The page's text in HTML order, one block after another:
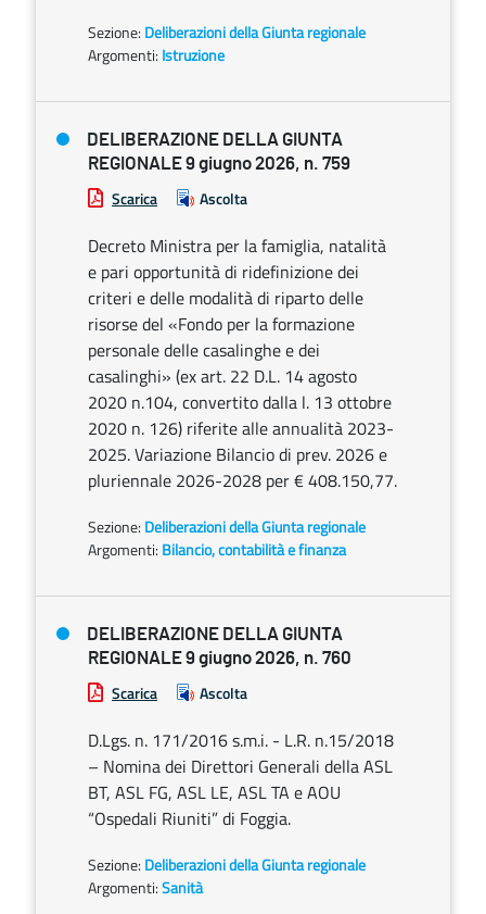
Sezione: Deliberazioni della Giunta regionale
Argomenti: Istruzione
DELIBERAZIONE DELLA GIUNTA
REGIONALE 9 giugno 2026, n. 759
Scarica Ascolta
Decreto Ministra per la famiglia, natalità
e pari opportunità di ridefinizione dei
criteri e delle modalità di riparto delle
risorse del «Fondo per la formazione
personale delle casalinghe e dei
casalinghi» (ex art. 22 D.L. 14 agosto
2020 n.104, convertito dalla l. 13 ottobre
2020 n. 126) riferite alle annualità 2023-
2025. Variazione Bilancio di prev. 2026 e
pluriennale 2026-2028 per € 408.150,77.
Sezione: Deliberazioni della Giunta regionale
Argomenti: Bilancio, contabilità e finanza
DELIBERAZIONE DELLA GIUNTA
REGIONALE 9 giugno 2026, n. 760
Scarica Ascolta
D.Lgs. n. 171/2016 s.m.i. - L.R. n.15/2018
– Nomina dei Direttori Generali della ASL
BT, ASL FG, ASL LE, ASL TA e AOU
“Ospedali Riuniti” di Foggia.
Sezione: Deliberazioni della Giunta regionale
Argomenti:Sanità